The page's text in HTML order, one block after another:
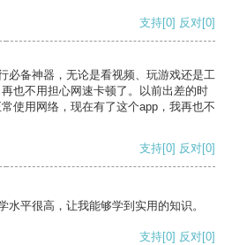
支持[0] 反对[0]
必备神器，无论是看视频、玩游戏还是工
也不用担心网速卡顿了。以前出差的时
使用网络，现在有了这个app，我再也不
支持[0] 反对[0]
水平很高，让我能够学到实用的知识。
支持[0] 反对[0]